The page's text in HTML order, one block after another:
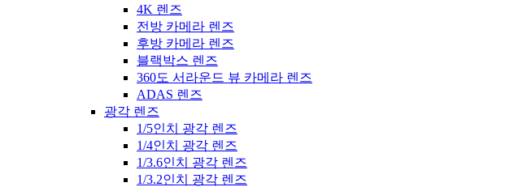
4K 렌즈
전방 카메라 렌즈
후방 카메라 렌즈
블랙박스 렌즈
360도 서라운드 뷰 카메라 렌즈
ADAS 렌즈
광각 렌즈
1/5인치 광각 렌즈
1/4인치 광각 렌즈
1/3.6인치 광각 렌즈
1/3.2인치 광각 렌즈